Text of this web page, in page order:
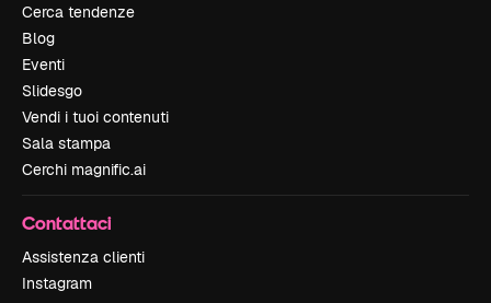
Cerca tendenze
Blog
Eventi
Slidesgo
Vendi i tuoi contenuti
Sala stampa
Cerchi magnific.ai
Contattaci
Assistenza clienti
Instagram